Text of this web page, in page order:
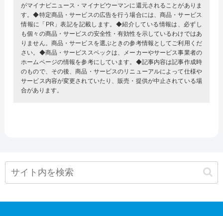
がマイナビニュース・マイナビウーマンに還元されることがありま
す。◆特定商品・サービスの広告を行う場合には、商品・サービス
情報に「PR」表記を記載します。◆紹介している情報は、必ずし
も個々の商品・サービスの安全性・有効性を示しているわけではあ
りません。商品・サービスを選ぶときの参考情報としてご利用くだ
さい。◆商品・サービススペックは、メーカーやサービス事業者の
ホームページの情報を参考にしています。◆記事内容は記事作成時
のもので、その後、商品・サービスのリニューアルによって仕様や
サービス内容が変更されていたり、販売・提供が中止されている場
合があります。